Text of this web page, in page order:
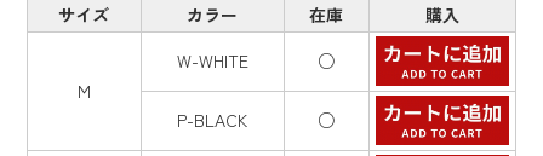
サイズ カラー 在庫 購入
M
W-WHITE ○
P-BLACK ○